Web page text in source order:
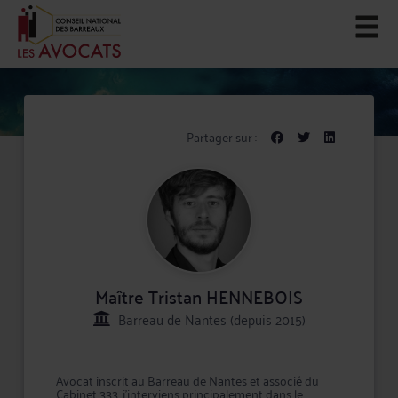
Partager sur :
Maître Tristan HENNEBOIS
Barreau de Nantes (depuis 2015)
Avocat inscrit au Barreau de Nantes et associé du
Cabinet 333, j'interviens principalement dans le